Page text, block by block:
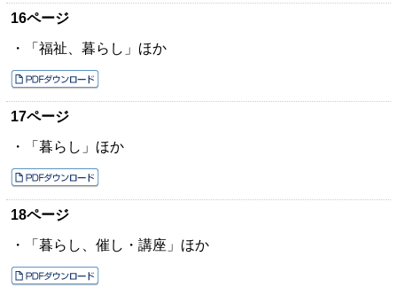
16ページ
・「福祉、暮らし」ほか
17ページ
・「暮らし」ほか
18ページ
・「暮らし、催し・講座」ほか